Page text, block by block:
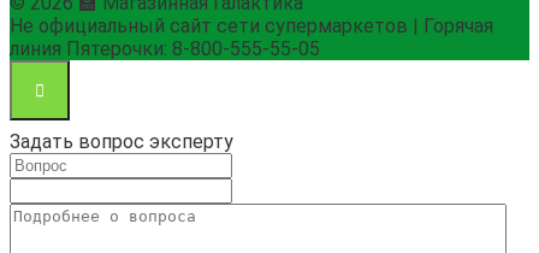
Не официальный сайт сети супермаркетов | Горячая
линия Пятерочки: 8-800-555-55-05
Задать вопрос эксперту